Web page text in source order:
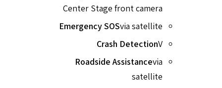
Center Stage front camera
Emergency SOSvia satellite
Crash DetectionV
Roadside Assistancevia
satellite